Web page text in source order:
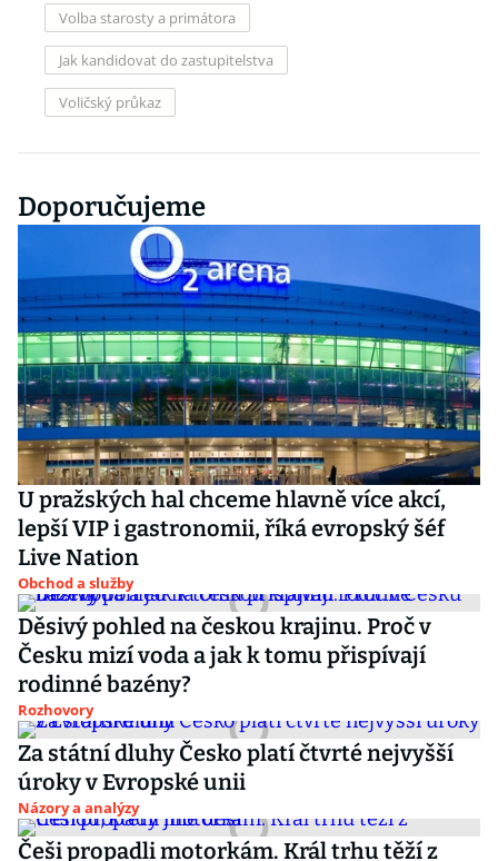
Volba starosty a primátora
Jak kandidovat do zastupitelstva
Voličský průkaz
Doporučujeme
U pražských hal chceme hlavně více akcí,
lepší VIP i gastronomii, říká evropský šéf
Live Nation
Obchod a služby
Děsivý pohled na českou krajinu. Proč v
Česku mizí voda a jak k tomu přispívají
rodinné bazény?
Rozhovory
Za státní dluhy Česko platí čtvrté nejvyšší
úroky v Evropské unii
Názory a analýzy
Češi propadli motorkám. Král trhu těží z